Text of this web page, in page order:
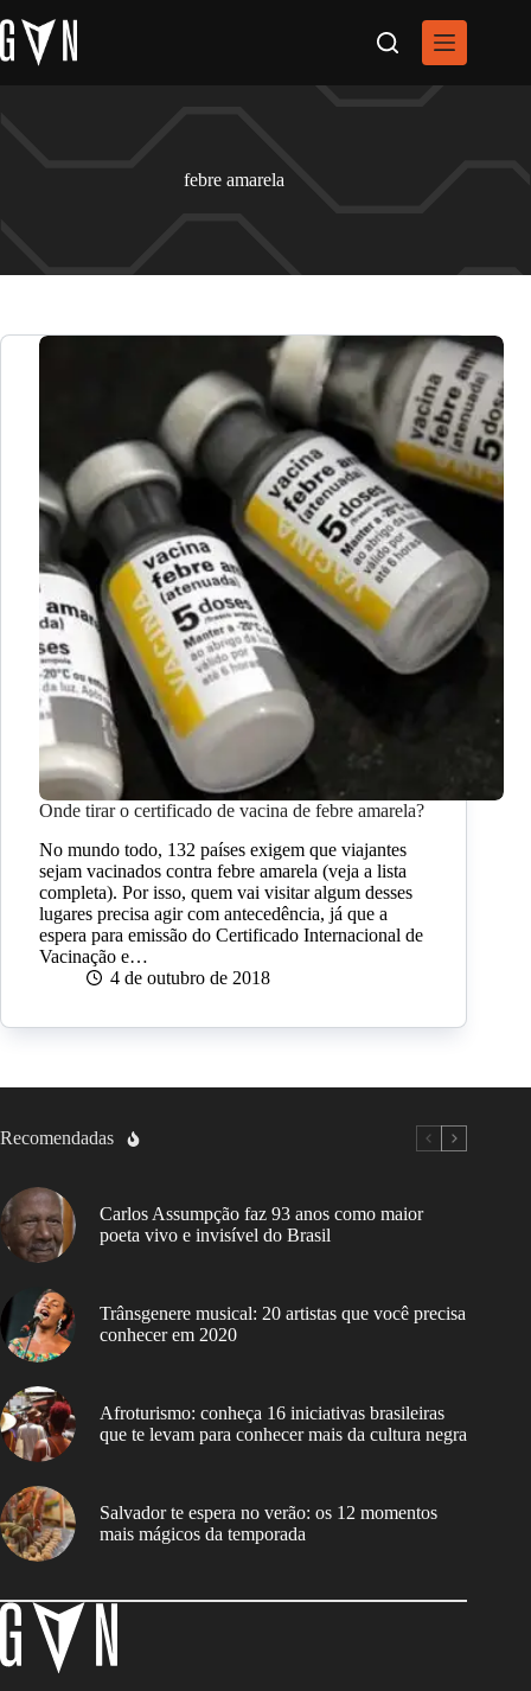
para
o
conteúdo
febre amarela
Onde tirar o certificado de vacina de febre amarela?
No mundo todo, 132 países exigem que viajantes
sejam vacinados contra febre amarela (veja a lista
completa). Por isso, quem vai visitar algum desses
lugares precisa agir com antecedência, já que a
espera para emissão do Certificado Internacional de
Vacinação e…
4 de outubro de 2018
Recomendadas
Carlos Assumpção faz 93 anos como maior
poeta vivo e invisível do Brasil
Trânsgenere musical: 20 artistas que você precisa
conhecer em 2020
Afroturismo: conheça 16 iniciativas brasileiras
que te levam para conhecer mais da cultura negra
Salvador te espera no verão: os 12 momentos
mais mágicos da temporada